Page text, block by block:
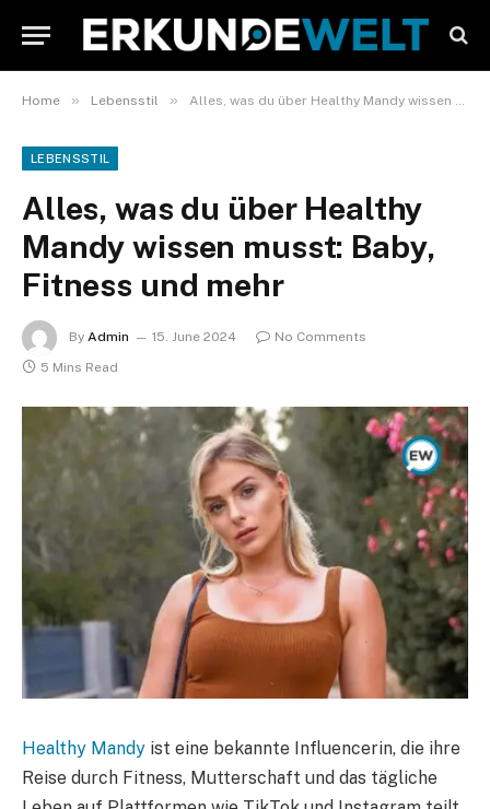
Home » Lebensstil » Alles, was du über Healthy Mandy wissen musst: Baby, Fitness und mehr
LEBENSSTIL
Alles, was du über Healthy
Mandy wissen musst: Baby,
Fitness und mehr
By Admin 15. June 2024
No Comments
5 Mins Read
Healthy Mandy ist eine bekannte Influencerin, die ihre
Reise durch Fitness, Mutterschaft und das tägliche